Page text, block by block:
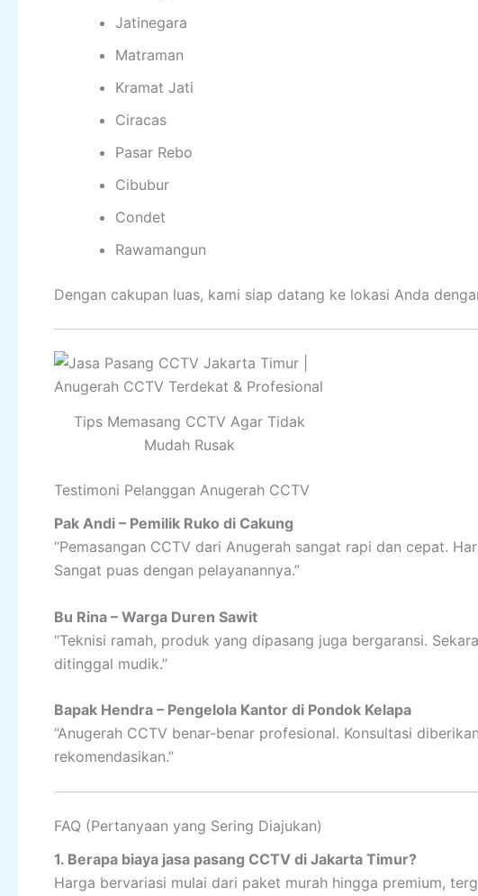
Jatinegara
Matraman
Kramat Jati
Ciracas
Pasar Rebo
Cibubur
Condet
Rawamangun
Dengan cakupan luas, kami siap datang ke lokasi Anda
Tips Memasang CCTV Agar Tidak
Mudah Rusak
Testimoni Pelanggan Anugerah CCTV
Pak Andi – Pemilik Ruko di Cakung
“Pemasangan CCTV dari Anugerah sangat rapi dan cepat.
Sangat puas dengan pelayanannya.”
Bu Rina – Warga Duren Sawit
“Teknisi ramah, produk yang dipasang juga bergaransi.
ditinggal mudik.”
Bapak Hendra – Pengelola Kantor di Pondok Kelapa
“Anugerah CCTV benar-benar profesional. Konsultasi
rekomendasikan.”
FAQ (Pertanyaan yang Sering Diajukan)
1. Berapa biaya jasa pasang CCTV di Jakarta Timur?
Harga bervariasi mulai dari paket murah hingga premium,